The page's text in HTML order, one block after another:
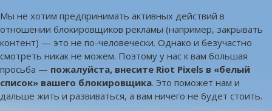
Мы не хотим предпринимать активных действий в
отношении блокировщиков рекламы (например, закрывать
контент) — это не по-человечески. Однако и безучастно
смотреть никак не можем. Поэтому у нас к вам большая
просьба — пожалуйста, внесите Riot Pixels в «белый
список» вашего блокировщика. Это поможет нам и
дальше жить и развиваться, а вам ничего не будет стоить.